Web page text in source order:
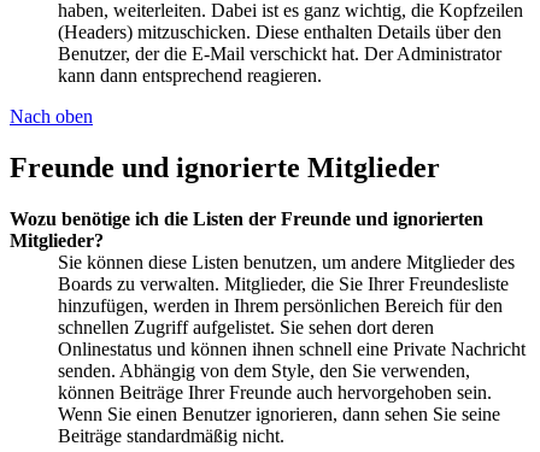
haben, weiterleiten. Dabei ist es ganz wichtig, die Kopfzeilen
(Headers) mitzuschicken. Diese enthalten Details über den
Benutzer, der die E-Mail verschickt hat. Der Administrator
kann dann entsprechend reagieren.
Nach oben
Freunde und ignorierte Mitglieder
Wozu benötige ich die Listen der Freunde und ignorierten
Mitglieder?
Sie können diese Listen benutzen, um andere Mitglieder des
Boards zu verwalten. Mitglieder, die Sie Ihrer Freundesliste
hinzufügen, werden in Ihrem persönlichen Bereich für den
schnellen Zugriff aufgelistet. Sie sehen dort deren
Onlinestatus und können ihnen schnell eine Private Nachricht
senden. Abhängig von dem Style, den Sie verwenden,
können Beiträge Ihrer Freunde auch hervorgehoben sein.
Wenn Sie einen Benutzer ignorieren, dann sehen Sie seine
Beiträge standardmäßig nicht.